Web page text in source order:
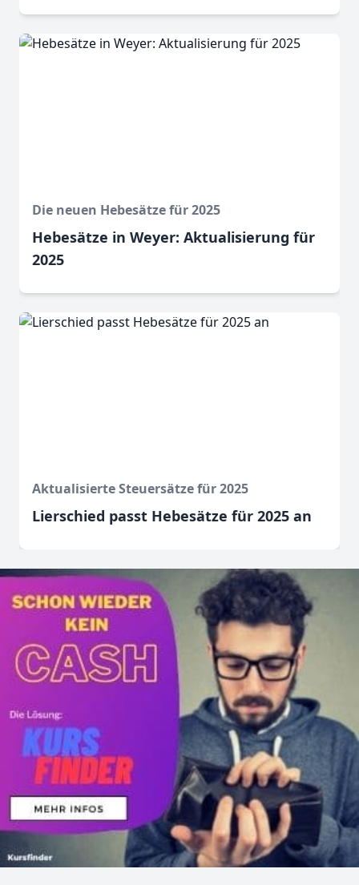
Die neuen Hebesätze für 2025
Hebesätze in Weyer: Aktualisierung für
2025
Aktualisierte Steuersätze für 2025
Lierschied passt Hebesätze für 2025 an